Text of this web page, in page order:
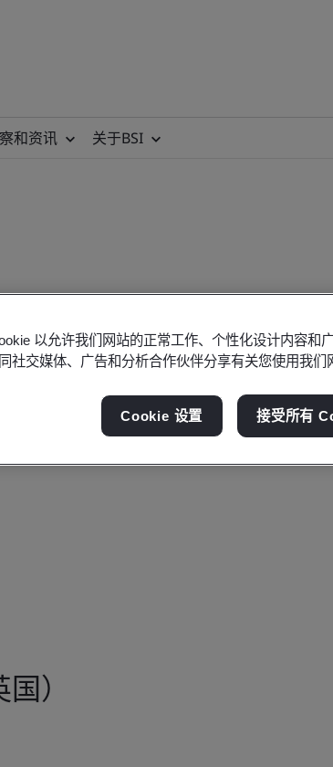
和资讯 关于BSI
件
）
以允许我们网站的正常工作、个性化设计内容和
社交媒体、广告和分析合作伙伴分享有关您使用我们
Cookie 设置 接受所有